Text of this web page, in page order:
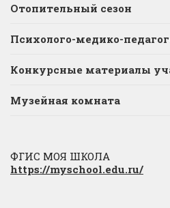
Отопительный сезон
Психолого-медико-
Конкурсные материалы
Музейная комната
ФГИС МОЯ ШКОЛА
https://myschool.edu.ru/